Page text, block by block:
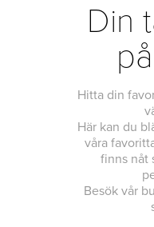
Din
Hitta din
Här kan du
våra
finns nåt
Besök vår